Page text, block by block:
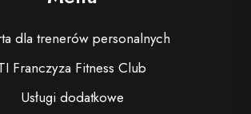
dla trenerów personalnych
Franczyza Fitness Club
Usługi dodatkowe